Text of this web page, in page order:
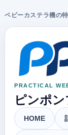
ベビーカステラ機の
PRACTICAL
ピンポ
HOME